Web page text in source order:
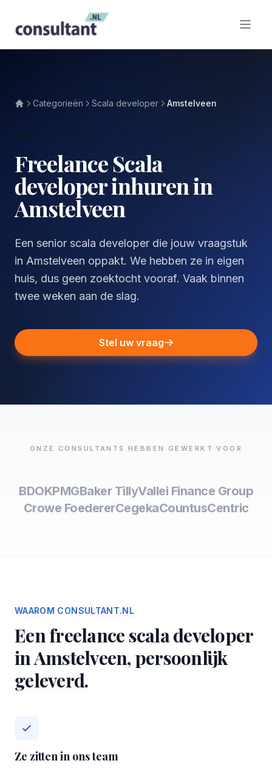
Categorieën Scala developer Amstelveen
Freelance Scala
developer inhuren in
Amstelveen
Een senior scala developer die jouw vraagstuk
in Amstelveen oppakt. We hebben ze in eigen
huis, dus geen zoektocht vooraf. Vaak binnen
twee weken aan de slag.
Stel uw vraag
ONZE CONSULTANTS HEBBEN GEWERKT VOOR
BDOKPMGBaker TillyVallei Finance Group
Crowe FoedererCegekaCountusCentric
WAAROM CONSULTANT.NL
Een freelance scala developer
in Amstelveen, persoonlijk
geleverd.
Ze zitten in ons team